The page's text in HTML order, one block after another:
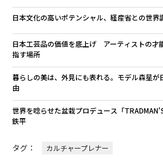
日本文化の高いポテンシャル、経産省との世界
日本工芸品の価値を底上げ アーティストの才
指す場所
暮らしの美は、外見にも表れる。モデル森星が
由
世界を唸らせた盆栽プロデュース「
鉄平
タグ： カルチャープレナー